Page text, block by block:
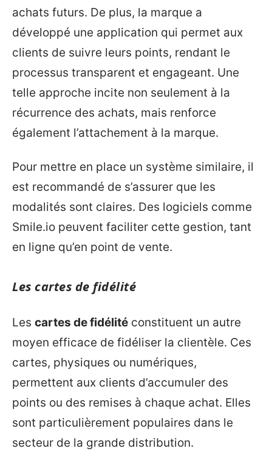
achats futurs. De plus, la marque a
développé une application qui permet aux
clients de suivre leurs points, rendant le
processus transparent et engageant. Une
telle approche incite non seulement à la
récurrence des achats, mais renforce
également l’attachement à la marque.
Pour mettre en place un système similaire, il
est recommandé de s’assurer que les
modalités sont claires. Des logiciels comme
Smile.io peuvent faciliter cette gestion, tant
en ligne qu’en point de vente.
Les cartes de fidélité
Les cartes de fidélité constituent un autre
moyen efficace de fidéliser la clientèle. Ces
cartes, physiques ou numériques,
permettent aux clients d’accumuler des
points ou des remises à chaque achat. Elles
sont particulièrement populaires dans le
secteur de la grande distribution.